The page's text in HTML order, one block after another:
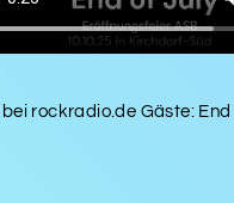
bei rockradio.de Gäste: